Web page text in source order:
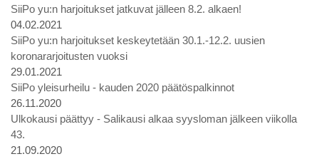
SiiPo yu:n harjoitukset jatkuvat jälleen 8.2. alkaen!
04.02.2021
SiiPo yu:n harjoitukset keskeytetään 30.1.-12.2. uusien
koronararjoitusten vuoksi
29.01.2021
SiiPo yleisurheilu - kauden 2020 päätöspalkinnot
26.11.2020
Ulkokausi päättyy - Salikausi alkaa syysloman jälkeen viikolla
43.
21.09.2020